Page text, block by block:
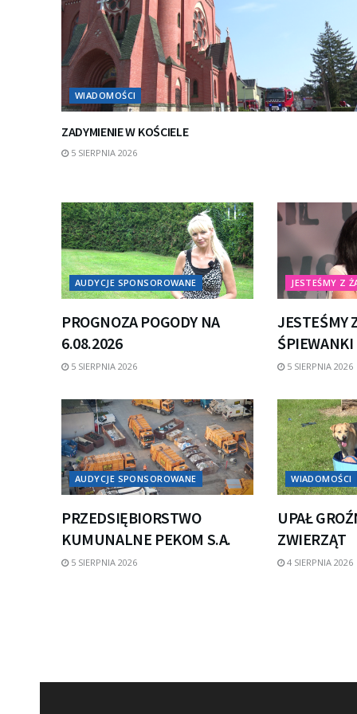
WIADOMOŚCI
ZADYMIENIE W KOŚCIELE
5 SIERPNIA 2026
AUDYCJE SPONSOROWANE
PROGNOZA POGODY NA
6.08.2026
5 SIERPNIA 2026
JESTEŚMY Z
JESTEŚMY
ŚPIEWANKI
5 SIERPNIA 2026
AUDYCJE SPONSOROWANE
PRZEDSIĘBIORSTWO
KUMUNALNE PEKOM S.A.
5 SIERPNIA 2026
WIADOMOŚCI
UPAŁ
ZWIERZĄT
4 SIERPNIA 2026